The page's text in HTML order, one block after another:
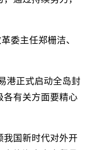
委主任郑栅洁、
港正式启动全岛封
各有关方面要精心
我国新时代对外开